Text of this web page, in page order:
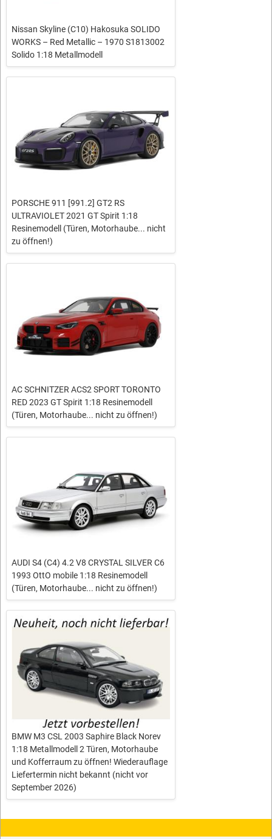
Nissan Skyline (C10) Hakosuka SOLIDO
WORKS – Red Metallic – 1970 S1813002
Solido 1:18 Metallmodell
PORSCHE 911 [991.2] GT2 RS
ULTRAVIOLET 2021 GT Spirit 1:18
Resinemodell (Türen, Motorhaube... nicht
zu öffnen!)
AC SCHNITZER ACS2 SPORT TORONTO
RED 2023 GT Spirit 1:18 Resinemodell
(Türen, Motorhaube... nicht zu öffnen!)
AUDI S4 (C4) 4.2 V8 CRYSTAL SILVER C6
1993 OttO mobile 1:18 Resinemodell
(Türen, Motorhaube... nicht zu öffnen!)
BMW M3 CSL 2003 Saphire Black Norev
1:18 Metallmodell 2 Türen, Motorhaube
und Kofferraum zu öffnen! Wiederauflage
Liefertermin nicht bekannt (nicht vor
September 2026)